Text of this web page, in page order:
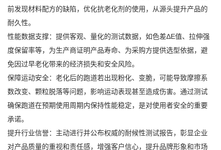
前发现材料配方的缺陷，优化抗老化剂的使用，从源头提升产品的
耐久性。
性能数据支撑：提供客观、量化的测试数据，如色差ΔE值、拉伸强
度保留率等，为生产商证明产品寿命、为采购方提供选型依据，避
免因过早老化带来的经济损失和安全风险。
保障运动安全：老化后的跑道若出现粉化、变脆，可能导致摩擦系
数改变、颗粒脱落等问题，影响运动表现甚至造成伤害。通过测试
确保跑道在预期使用周期内保持性能稳定，是对使用者安全的重要
承诺。
提升行业信誉：主动进行并公布权威的耐候性测试报告，彰显企业
对产品质量的重视和责任感，增强客户信心，提升品牌形象和市场